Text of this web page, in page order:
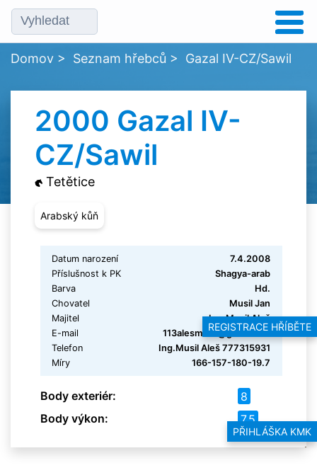
REGISTRACE HŘÍBĚTE
PŘIHLÁŠKA KMK
Domov > Seznam hřebců > Gazal IV-CZ/Sawil
2000 Gazal IV-
CZ/Sawil
Tetětice
Arabský kůň
Datum narození
7.4.2008
Příslušnost k PK
Shagya-arab
Barva
Hd.
Chovatel
Musil Jan
Majitel
Ing.Musil Aleš
E-mail
113alesmusil@gmail.com
Telefon
Ing.Musil Aleš 777315931
Míry
166-157-180-19.7
Body exteriér:
8
Body výkon:
7.5